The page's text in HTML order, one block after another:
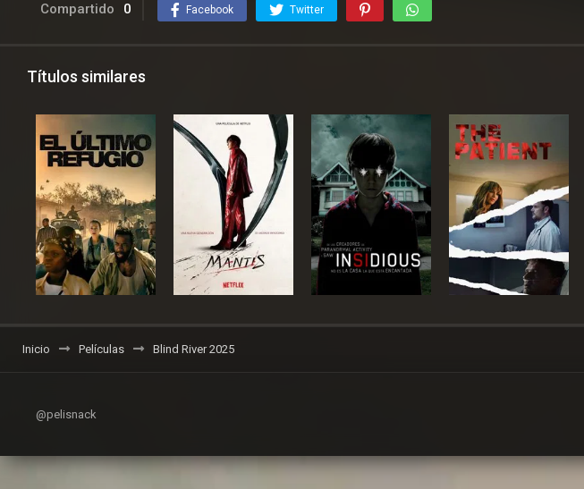
Compartido 0 Facebook Twitter
Títulos similares
Inicio Películas Blind River 2025
@pelisnack